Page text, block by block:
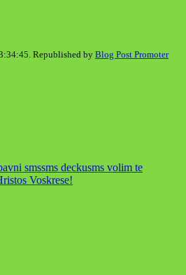
Republished by Blog Post Promoter
smssms deckusms volim te
Voskrese!